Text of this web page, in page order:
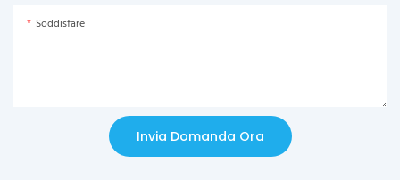
Soddisfare
Invia Domanda Ora